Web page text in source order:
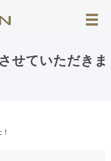
せていただきま